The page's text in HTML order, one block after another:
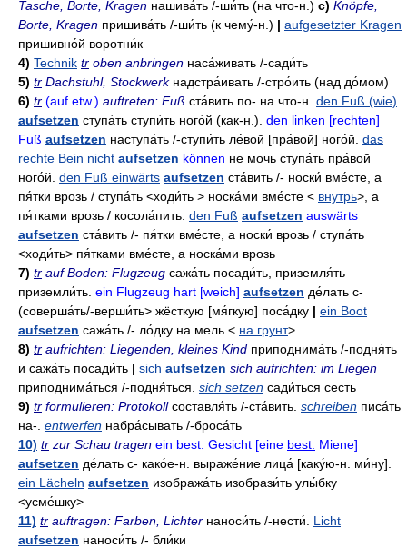
Tasche, Borte, Kragen нашива́ть /-ши́ть (на что-н.) c) Knöpfe,
Borte, Kragen пришива́ть /-ши́ть (к чему́-н.) | aufgesetzter Kragen
пришивно́й воротни́к
4) Technik tr oben anbringen наса́живать /-сади́ть
5) tr Dachstuhl, Stockwerk надстра́ивать /-стро́ить (над до́мом)
6) tr (auf etw.) auftreten: Fuß ста́вить по- на что-н. den Fuß (wie)
aufsetzen ступа́ть ступи́ть ного́й (как-н.). den linken [rechten]
Fuß aufsetzen наступа́ть /-ступи́ть ле́вой [пра́вой] ного́й das
rechte Bein nicht aufsetzen können не мочь ступа́ть пра́вой
ного́й den Fuß einwärts aufsetzen ста́вить /- носки́ вме́сте а
пя́тки врозь / ступа́ть <ходи́ть > носка́ми вме́сте < внутрь>, а
пя́тками врозь / косола́пить den Fuß aufsetzen auswärts
aufsetzen ста́вить /- пя́тки вме́сте а носки́ врозь / ступа́ть
<ходи́ть> пя́тками вме́сте а носка́ми врозь
7) tr auf Boden: Flugzeug сажа́ть посади́ть приземля́ть
приземли́ть ein Flugzeug hart [weich] aufsetzen де́лать с-
(соверша́ть/-верши́ть> жёсткую [мя́гкую] поса́дку | ein Boot
aufsetzen сажа́ть /- ло́дку на мель < на грунт>
8) tr aufrichten: Liegenden, kleines Kind приподнима́ть /-подня́ть
и сажа́ть посади́ть | sich aufsetzen sich aufrichten: im Liegen
приподнима́ться /-подня́ться sich setzen сади́ться сесть
9) tr formulieren: Protokoll составля́ть /-ста́вить schreiben писа́ть
на-. entwerfen набра́сывать /-броса́ть
10) tr zur Schau tragen ein best: Gesicht [eine best. Miene]
aufsetzen де́лать с- како́е-н выраже́ние лица́ [каку́ю-н. ми́ну].
ein Lächeln aufsetzen изобража́ть изобрази́ть улы́бку
<усме́шку>
11) tr auftragen: Farben, Lichter наноси́ть /-нести́
Licht
aufsetzen наноси́ть /- бли́ки